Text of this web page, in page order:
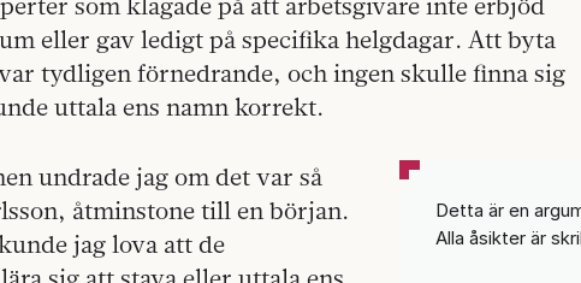
eller gav ledigt på specifika helgdagar. Att byta
tydligen förnedrande, och ingen skulle finna sig
uttala ens namn korrekt.
Detta är en
Alla åsikter är
undrade jag om det var så
åtminstone till en början.
jag lova att de